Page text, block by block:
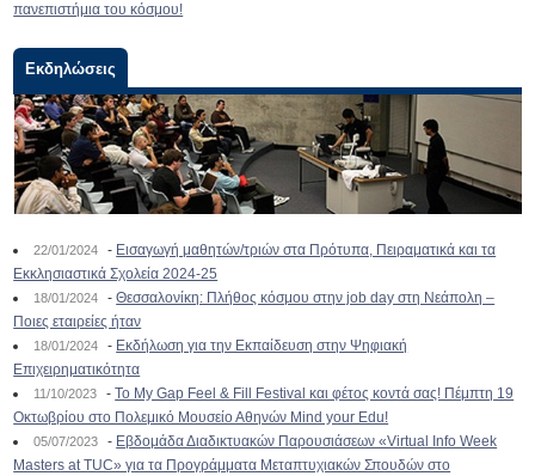
πανεπιστήμια του κόσμου!
Εκδηλώσεις
22/01/2024 - Εισαγωγή μαθητών/τριών στα Πρότυπα, Πειραματικά και τα
Εκκλησιαστικά Σχολεία 2024-25
18/01/2024 -Θεσσαλονίκη: Πλήθος κόσμου στην job day στη Νεάπολη –
Ποιες εταιρείες ήταν
18/01/2024 - Εκδήλωση για την Εκπαίδευση στην Ψηφιακή
Επιχειρηματικότητα
11/10/2023 -To My Gap Feel & Fill Festival και φέτος κοντά σας! Πέμπτη 19
Οκτωβρίου στο Πολεμικό Μουσείο Αθηνών Mind your Edu!
05/07/2023 - Εβδομάδα Διαδικτυακών Παρουσιάσεων «Virtual Info Week
Masters at TUC» για τα Προγράμματα Μεταπτυχιακών Σπουδών στο